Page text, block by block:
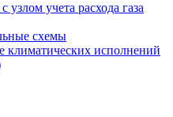
узлом учета расхода газа
схемы
климатических исполнений